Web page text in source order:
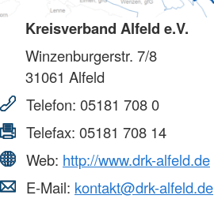
Kreisverband Alfeld e.V.
Winzenburgerstr. 7/8
31061 Alfeld
Telefon: 05181 708 0
Telefax: 05181 708 14
Web: http://www.drk-alfeld.de
E-Mail: kontakt@drk-alfeld.de